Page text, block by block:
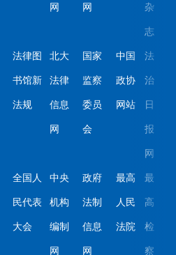
网 网 杂
志
法律图
书馆新
法规
北大
法律
信息
网
国家
监察
委员
会
中国
政协
网站
法
治
日
报
网
全国人
民代表
大会
中央
机构
编制
网
政府
法制
信息
网
最高
人民
法院
最
高
检
察